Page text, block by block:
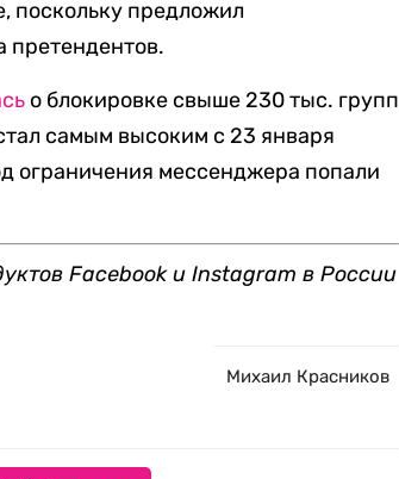
поскольку предложил
претендентов.
о блокировке свыше 230 тыс. групп
самым высоким с 23 января
ограничения мессенджера попали
Facebook и Instagram в России
Михаил Красников